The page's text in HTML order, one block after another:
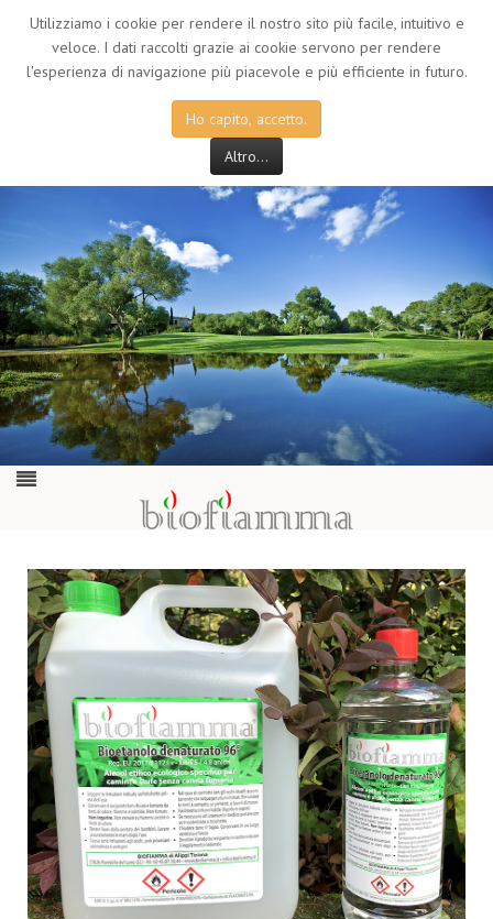
Utilizziamo i cookie per rendere il nostro sito più facile, intuitivo e
veloce. I dati raccolti grazie ai cookie servono per rendere
l'esperienza di navigazione più piacevole e più efficiente in futuro.
Ho capito, accetto.
Altro...